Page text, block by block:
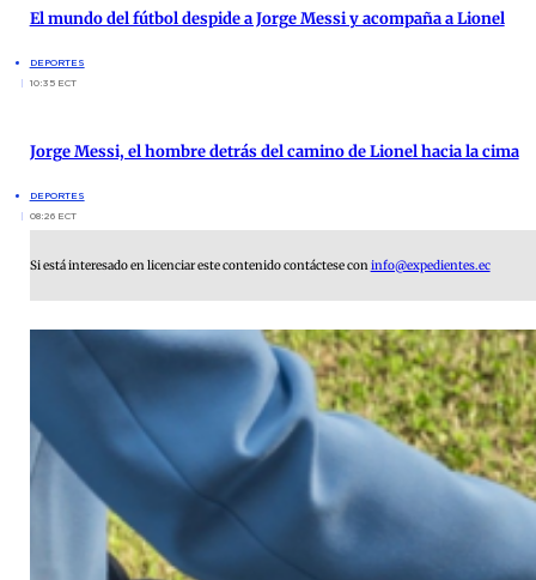
El mundo del fútbol despide a Jorge Messi y acompaña a Lionel
DEPORTES
10:35 ECT
Jorge Messi, el hombre detrás del camino de Lionel hacia la cima
DEPORTES
08:26 ECT
Si está interesado en licenciar este contenido contáctese coninfo@expedientes.ec